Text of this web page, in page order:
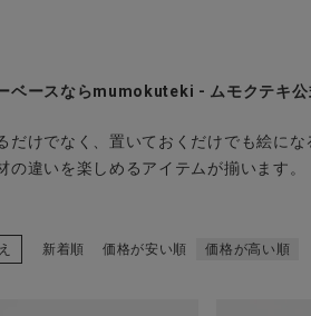
ト 様
ベースならmumokuteki - ムモクテキ公
だけでなく、置いておくだけでも絵にな
の違いを楽しめるアイテムが揃います。
新着順 価格が安い順 価格が高い順